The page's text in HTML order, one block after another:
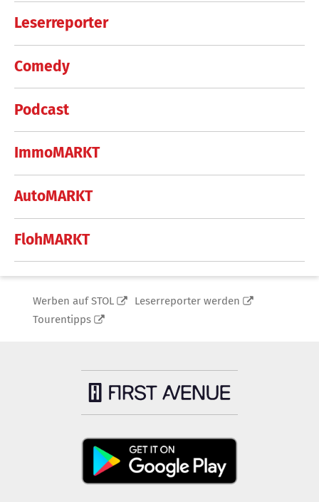
Leserreporter
Comedy
Podcast
ImmoMARKT
AutoMARKT
FlohMARKT
Werben auf STOL
Leserreporter werden
Tourentipps